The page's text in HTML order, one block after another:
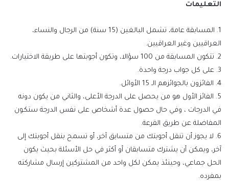
التعليمات
1. المسابقة عامة، تشمل البالغين (15 سنة) من الرجال والنساء،
العراقيين وغير العراقيين.
2. تتكون المسابقة من 100 سؤالا، وتكون أجوبتها على طريقة الاختيارات.
3. على كل جواب درجة واحدة.
4. الفائزون بالجوائزهم الـ 15 الأوائل.
5. الفائز الأول هو من يحصل على الدرجة الأعلى، والثاني من يكون دونه
في الدرجات ، وفي حال حصول عدة أشخاص على نفس الدرجة ستكـون
المفاضلة عن طريق القرعة.
6. لا يجوز أن تنقل أجوبتك من متسابق آخر، أو تسمح بنقل أجوبتك إلى
آخر، ويمكن أن يشترك متسابقان أو أكثر في حل الأسئلة بحيث يكون
الحل جماعي، وحينئذ يمكن لكل واحد من المشتركين إرسال مشاركته
بمفرده.